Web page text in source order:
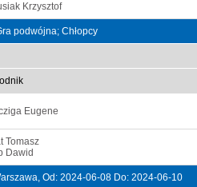
Krzysztof
podwójna; Chłopcy
Eugene
Tomasz
Dawid
Od: 2024-06-08 Do: 2024-06-10